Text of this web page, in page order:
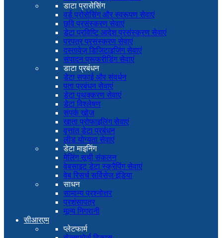
डाटा प्रासेसिंग
वर्ड प्रोसेसिंग और स्वरूपण सेवाएं
छवि प्रसंस्करण सेवाएं
डेटा प्रविष्टि आदेश प्रसंस्करण सेवाएं
प्रपत्र प्रसंस्करण सेवाएं
दस्तावेज़ डिजिटाइजिंग सेवाएं
संपादन प्रूफरीडिंग सेवाएं
डाटा प्रबंधन
डेटा सफाई और संवर्धन
पता प्रबंधन सेवाएं
डेटा पृथक्करण सेवाएं
डेटा विश्लेषण
संपर्क खोज
खाता प्रोफाइलिंग सेवाएं
वृत्तांत डेटा प्रबंधन
लीड योग्यता सेवाएं
डेटा माइनिंग
मेलिंग सूची संकलन
वेबसाइट डेटा स्क्रैपिंग सेवाएं
वेब रिसर्च सर्विसेज इंडिया
साधन
सामान्य प्रश्नोत्तर
प्रशंसापत्र
मूल्य निगरानी
सीआरएम
प्लेटफार्म